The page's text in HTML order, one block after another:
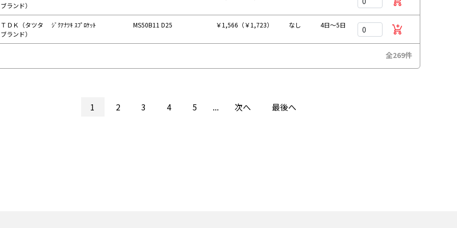
ブランド）
ＴＤＫ（タツタ
ブランド）
ｼﾞｸｱﾅﾂｷ ｽﾌﾟﾛｹｯﾄ MS50B11 D25 ￥1,566（￥1,723） なし 4日～5日
全269件
1 2 3 4 5 ... 次へ 最後へ